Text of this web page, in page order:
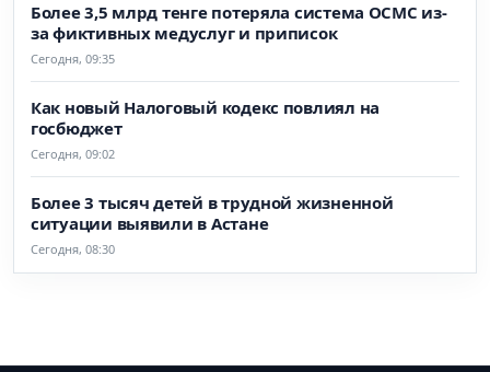
Более 3,5 млрд тенге потеряла система ОСМС из-
за фиктивных медуслуг и приписок
Сегодня, 09:35
Как новый Налоговый кодекс повлиял на
госбюджет
Сегодня, 09:02
Более 3 тысяч детей в трудной жизненной
ситуации выявили в Астане
Сегодня, 08:30